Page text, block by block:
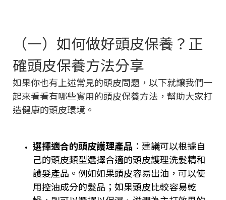
（一）如何做好頭皮保養？正
確頭皮保養方法分享
如果你也有上述常見的頭皮問題，以下就讓我們一
起來看看有哪些實用的頭皮保養方法，幫助大家打
造健康的頭皮環境。
選擇適合的頭皮護理產品 ：建議可以根據自
己的頭皮類型選擇合適的頭皮護理洗髮精和
護髮產品。例如如果頭皮容易出油，可以使
用控油成分的髮品；如果頭皮比較容易乾